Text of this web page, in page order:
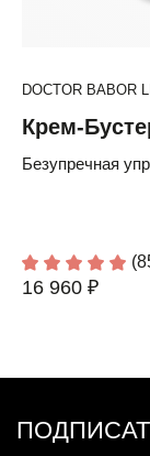
DOCTOR BABOR
Крем-
Безупречная
16 960 ₽